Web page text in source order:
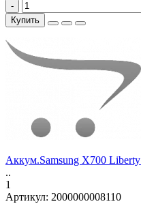
-
Купить
Аккум.Samsung X700 Liberty
..
1
Артикул: 2000000008110